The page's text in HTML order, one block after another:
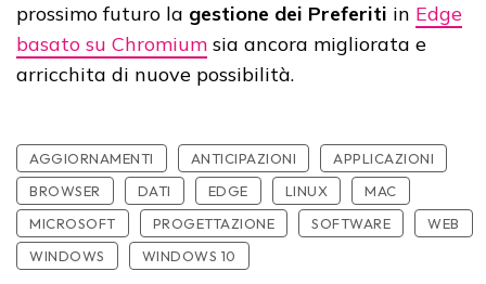
prossimo futuro la gestione dei Preferiti in Edge
basato su Chromium sia ancora migliorata e
arricchita di nuove possibilità.
AGGIORNAMENTI ANTICIPAZIONI
APPLICAZIONI
BROWSER
DATI EDGE LINUX
MAC
MICROSOFT
PROGETTAZIONE SOFTWARE
WEB
WINDOWS
WINDOWS 10